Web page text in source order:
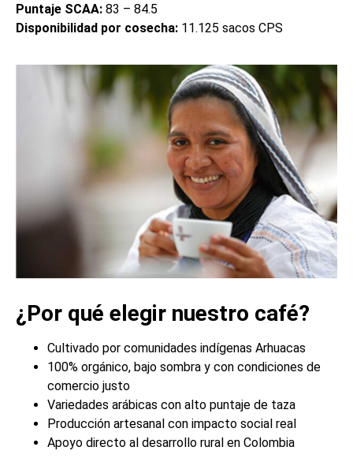
Puntaje SCAA: 83 – 84.5
Disponibilidad por cosecha: 11.125 sacos CPS
¿Por qué elegir nuestro café?
Cultivado por comunidades indígenas Arhuacas
100% orgánico, bajo sombra y con condiciones de
comercio justo
Variedades arábicas con alto puntaje de taza
Producción artesanal con impacto social real
Apoyo directo al desarrollo rural en Colombia